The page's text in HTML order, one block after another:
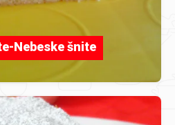
Nebeske šnite